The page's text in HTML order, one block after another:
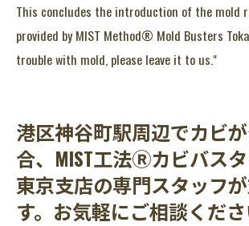
This concludes the introduction of the mold
provided by MIST Method® Mold Busters
trouble with mold, please leave it to us."
港区神谷町駅周辺でカビ
合、MIST工法Ⓡカビバス
東京支店の専門スタッフ
す。お気軽にご相談くださ